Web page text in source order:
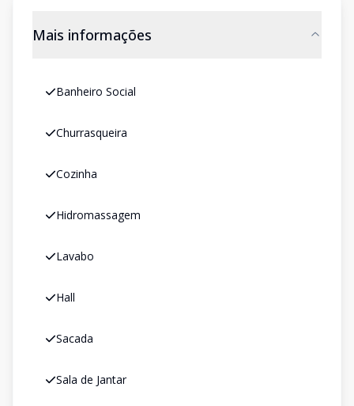
Mais informações
Banheiro Social
Churrasqueira
Cozinha
Hidromassagem
Lavabo
Hall
Sacada
Sala de Jantar